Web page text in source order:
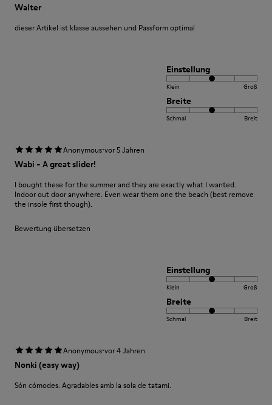
Walter
dieser Artikel ist klasse aussehen und Passform optimal
Einstellung
Klein Groß
Breite
Schmal Breit
Anonymous·vor 5 Jahren
Wabi - A great slider!
I bought these for the summer and they are exactly what I wanted.
Indoor out door anywhere. Even wear them one the beach (best remove
the insole first though).
Bewertung übersetzen
Einstellung
Klein Groß
Breite
Schmal Breit
Anonymous·vor 4 Jahren
Nonki (easy way)
Són cómodes. Agradables amb la sola de tatami.